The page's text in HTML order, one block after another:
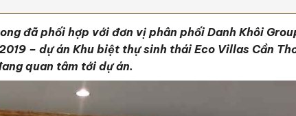
đã phối hợp với đơn vị phân phối Danh Khôi
– dự án Khu biệt thự sinh thái Eco Villas Cần
quan tâm tới dự án.